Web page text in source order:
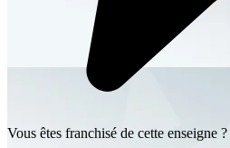
Vous êtes franchisé de cette enseigne ?